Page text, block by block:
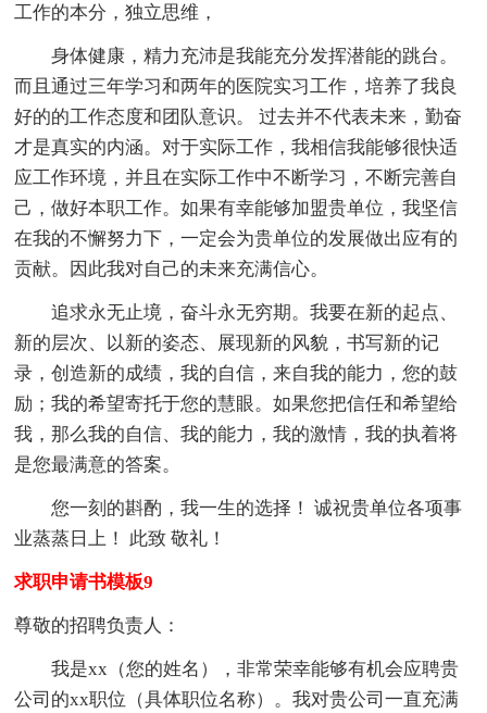
工作的本分，独立思维，
身体健康，精力充沛是我能充分发挥潜能的跳台。
而且通过三年学习和两年的医院实习工作，培养了我良
好的的工作态度和团队意识。 过去并不代表未来，勤奋
才是真实的内涵。对于实际工作，我相信我能够很快适
应工作环境，并且在实际工作中不断学习，不断完善自
己，做好本职工作。如果有幸能够加盟贵单位，我坚信
在我的不懈努力下，一定会为贵单位的发展做出应有的
贡献。因此我对自己的未来充满信心。
追求永无止境，奋斗永无穷期。我要在新的起点、
新的层次、以新的姿态、展现新的风貌，书写新的记
录，创造新的成绩，我的自信，来自我的能力，您的鼓
励；我的希望寄托于您的慧眼。如果您把信任和希望给
我，那么我的自信、我的能力，我的激情，我的执着将
是您最满意的答案。
您一刻的斟酌，我一生的选择！ 诚祝贵单位各项事
业蒸蒸日上！ 此致 敬礼！
求职申请书模板9
尊敬的招聘负责人：
我是xx（您的姓名），非常荣幸能够有机会应聘贵
公司的xx职位（具体职位名称）。我对贵公司一直充满